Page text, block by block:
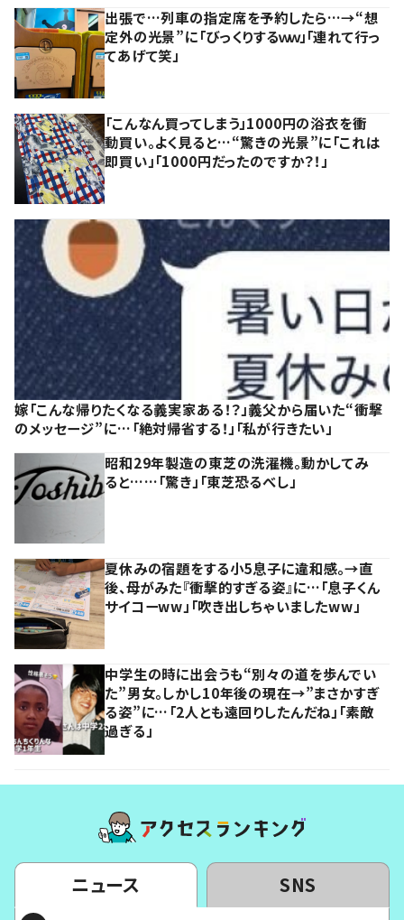
出張で…列車の指定席を予約したら…→“想
定外の光景”に「びっくりするｗｗ」「連れて行っ
てあげて笑」
「こんなん買ってしまう」1000円の浴衣を衝
動買い。よく見ると…“驚きの光景”に「これは
即買い」「1000円だったのですか？！」
嫁「こんな帰りたくなる義実家ある！？」義父から届いた“衝撃
のメッセージ”に…「絶対帰省する！」「私が行きたい」
昭和29年製造の東芝の洗濯機。動かしてみ
ると……「驚き」「東芝恐るべし」
夏休みの宿題をする小5息子に違和感。→直
後、母がみた『衝撃的すぎる姿』に…「息子くん
サイコーww」「吹き出しちゃいましたww」
中学生の時に出会うも“別々の道を歩んでい
た”男女。しかし10年後の現在→”まさかすぎ
る姿”に…「2人とも遠回りしたんだね」「素敵
過ぎる」
ニュース SNS